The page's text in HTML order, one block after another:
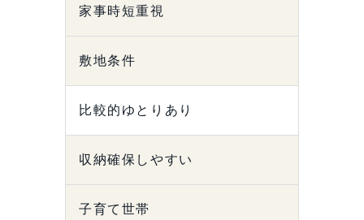
家事時短重視
敷地条件
比較的ゆとりあり
収納確保しやすい
子育て世帯